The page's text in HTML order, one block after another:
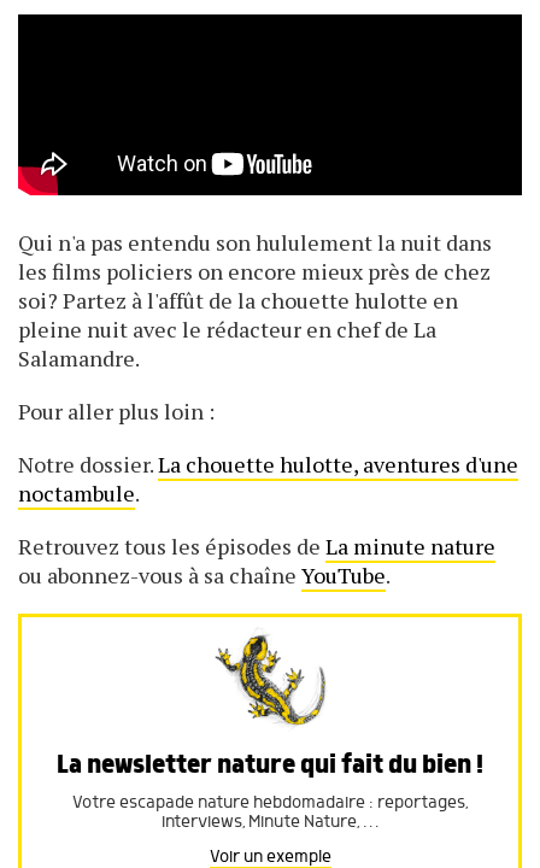
Qui n'a pas entendu son hululement la nuit dans
les films policiers on encore mieux près de chez
soi? Partez à l'affût de la chouette hulotte en
pleine nuit avec le rédacteur en chef de La
Salamandre.
Pour aller plus loin :
Notre dossier.La chouette hulotte, aventures d'une
noctambule.
Retrouvez tous les épisodes de La minute nature
ou abonnez-vous à sa chaîne YouTube.
La newsletter nature qui fait du bien !
Votre escapade nature hebdomadaire : reportages,
interviews, Minute Nature, …
Voir un exemple